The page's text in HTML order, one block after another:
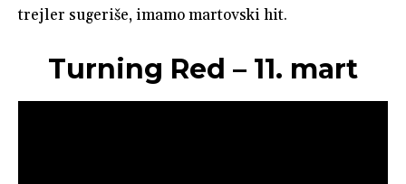
trejler sugeriše, imamo martovski hit.
Turning Red – 11. mart